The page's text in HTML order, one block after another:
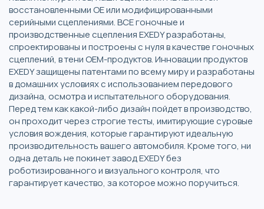
восстановленными OE или модифицированными
серийными сцеплениями. ВСЕ гоночные и
производственные сцепления EXEDY разработаны,
спроектированы и построены с нуля в качестве гоночных
сцеплений, в тени OEM-продуктов. Инновации продуктов
EXEDY защищены патентами по всему миру и разработаны
в домашних условиях с использованием передового
дизайна, осмотра и испытательного оборудования.
Перед тем как какой-либо дизайн пойдет в производство,
он проходит через строгие тесты, имитирующие суровые
условия вождения, которые гарантируют идеальную
производительность вашего автомобиля. Кроме того, ни
одна деталь не покинет завод EXEDY без
роботизированного и визуального контроля, что
гарантирует качество, за которое можно поручиться.